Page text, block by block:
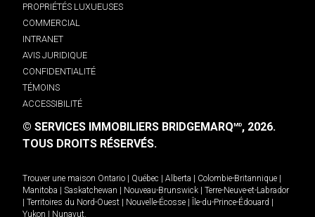
PROPRIÉTÉS LUXUEUSES
COMMERCIAL
INTRANET
AVIS JURIDIQUE
CONFIDENTIALITÉ
TÉMOINS
ACCESSIBILITÉ
© SERVICES IMMOBILIERS BRIDGEMARQMD, 2026.
TOUS DROITS RÉSERVÉS.
Trouver une maison Ontario | Québec | Alberta | Colombie-Britannique |
Manitoba | Saskatchewan | Nouveau-Brunswick | Terre-Neuve-et-Labrador
| Territoires du Nord-Ouest | Nouvelle-Écosse | Île-du-Prince-Édouard |
Yukon | Nunavut